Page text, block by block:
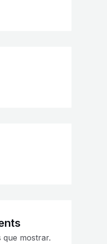
que mostrar.